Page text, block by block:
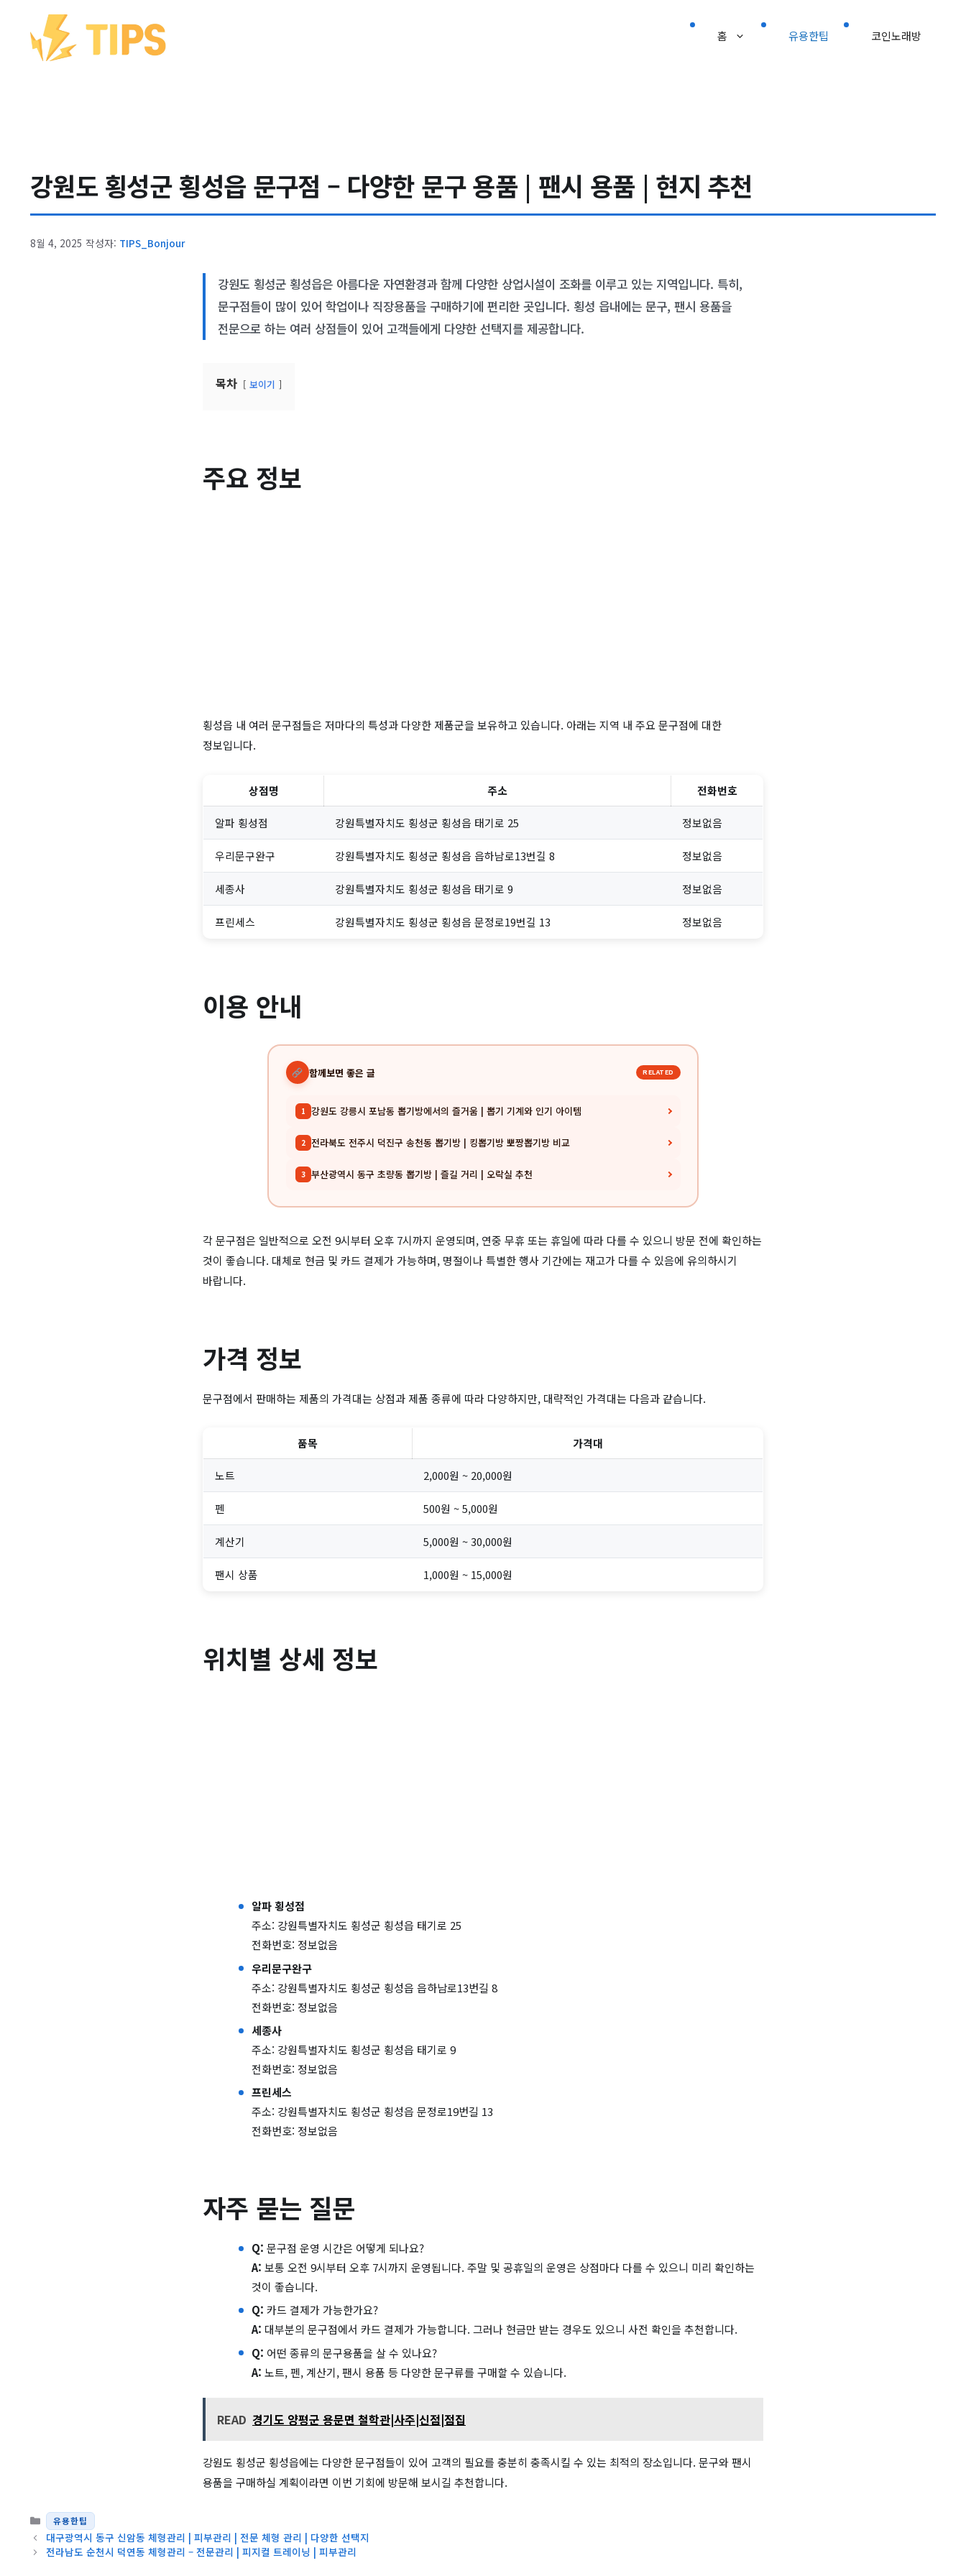
건너뛰기
홈 유용한팁 코인노래방
강원도 횡성군 횡성읍 문구점 – 다양한 문구 용품 | 팬시 용품 | 현지 추천
8월 4, 2025 작성자: TIPS_Bonjour
강원도 횡성군 횡성읍은 아름다운 자연환경과 함께 다양한 상업시설이 조화를 이루고 있는 지역입니다. 특히,
문구점들이 많이 있어 학업이나 직장용품을 구매하기에 편리한 곳입니다. 횡성 읍내에는 문구, 팬시 용품을
전문으로 하는 여러 상점들이 있어 고객들에게 다양한 선택지를 제공합니다.
목차 보이기
주요 정보
횡성읍 내 여러 문구점들은 저마다의 특성과 다양한 제품군을 보유하고 있습니다. 아래는 지역 내 주요 문구점에 대한
정보입니다.
상점명 주소 전화번호
알파 횡성점 강원특별자치도 횡성군 횡성읍 태기로 25 정보없음
우리문구완구 강원특별자치도 횡성군 횡성읍 읍하남로13번길 8 정보없음
세종사 강원특별자치도 횡성군 횡성읍 태기로 9 정보없음
프린세스 강원특별자치도 횡성군 횡성읍 문정로19번길 13 정보없음
이용 안내
함께보면 좋은 글 RELATED
1 강원도 강릉시 포남동 뽑기방에서의 즐거움 | 뽑기 기계와 인기 아이템
2 전라북도 전주시 덕진구 송천동 뽑기방 | 킹뽑기방 뽀짱뽑기방 비교
3 부산광역시 동구 초량동 뽑기방 | 즐길 거리 | 오락실 추천
각 문구점은 일반적으로 오전 9시부터 오후 7시까지 운영되며, 연중 무휴 또는 휴일에 따라 다를 수 있으니 방문 전에 확인하는
것이 좋습니다. 대체로 현금 및 카드 결제가 가능하며, 명절이나 특별한 행사 기간에는 재고가 다를 수 있음에 유의하시기
바랍니다.
가격 정보
문구점에서 판매하는 제품의 가격대는 상점과 제품 종류에 따라 다양하지만, 대략적인 가격대는 다음과 같습니다.
품목 가격대
노트 2,000원 ~ 20,000원
펜 500원 ~ 5,000원
계산기 5,000원 ~ 30,000원
팬시 상품 1,000원 ~ 15,000원
위치별 상세 정보
알파 횡성점
주소: 강원특별자치도 횡성군 횡성읍 태기로 25
전화번호: 정보없음
우리문구완구
주소: 강원특별자치도 횡성군 횡성읍 읍하남로13번길 8
전화번호: 정보없음
세종사
주소: 강원특별자치도 횡성군 횡성읍 태기로 9
전화번호: 정보없음
프린세스
주소: 강원특별자치도 횡성군 횡성읍 문정로19번길 13
전화번호: 정보없음
자주 묻는 질문
Q: 문구점 운영 시간은 어떻게 되나요?
A: 보통 오전 9시부터 오후 7시까지 운영됩니다. 주말 및 공휴일의 운영은 상점마다 다를 수 있으니 미리 확인하는
것이 좋습니다.
Q: 카드 결제가 가능한가요?
A: 대부분의 문구점에서 카드 결제가 가능합니다. 그러나 현금만 받는 경우도 있으니 사전 확인을 추천합니다.
Q: 어떤 종류의 문구용품을 살 수 있나요?
A: 노트, 펜, 계산기, 팬시 용품 등 다양한 문구류를 구매할 수 있습니다.
READ 경기도 양평군 용문면 철학관|사주|신점|점집
강원도 횡성군 횡성읍에는 다양한 문구점들이 있어 고객의 필요를 충분히 충족시킬 수 있는 최적의 장소입니다. 문구와 팬시
용품을 구매하실 계획이라면 이번 기회에 방문해 보시길 추천합니다.
카테고리
유용한팁
대구광역시 동구 신암동 체형관리 | 피부관리 | 전문 체형 관리 | 다양한 선택지
전라남도 순천시 덕연동 체형관리 – 전문관리 | 피지컬 트레이닝 | 피부관리